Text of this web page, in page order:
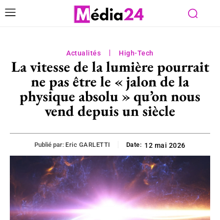
Actualités High-Tech
La vitesse de la lumière pourrait
ne pas être le « jalon de la
physique absolu » qu’on nous
vend depuis un siècle
Publié par: Eric GARLETTI Date: 12 mai 2026